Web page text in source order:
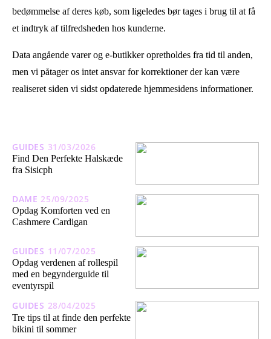
bedømmelse af deres køb, som ligeledes bør tages i brug til at få
et indtryk af tilfredsheden hos kunderne.
Data angående varer og e-butikker opretholdes fra tid til anden,
men vi påtager os intet ansvar for korrektioner der kan være
realiseret siden vi sidst opdaterede hjemmesidens informationer.
GUIDES 31/03/2026
Find Den Perfekte Halskæde
fra Sisicph
DAME 25/09/2025
Opdag Komforten ved en
Cashmere Cardigan
GUIDES 11/07/2025
Opdag verdenen af rollespil
med en begynderguide til
eventyrspil
GUIDES 28/04/2025
Tre tips til at finde den perfekte
bikini til sommer